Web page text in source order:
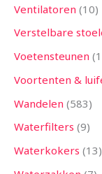
Ventilatoren 10
Verstelbare
Voetensteunen
Voortenten &
Wandelen 583
Waterfilters 9
Waterkokers 13